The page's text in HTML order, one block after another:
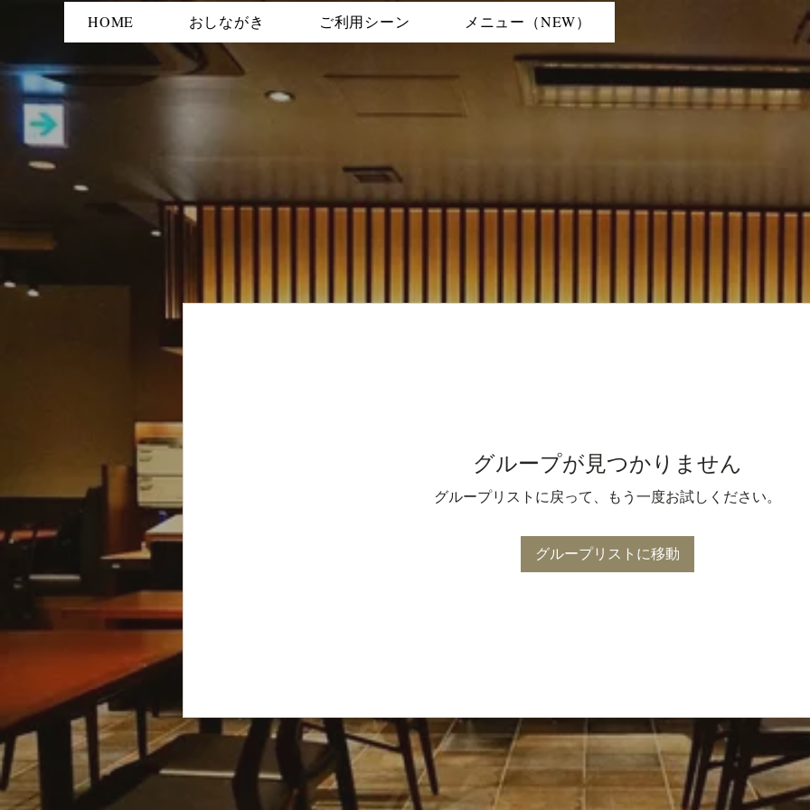
HOME おしながき ご利用シーン メニュー（NEW）
グループが見つかりません
グループリストに戻って、もう一度お試しください。
グループリストに移動